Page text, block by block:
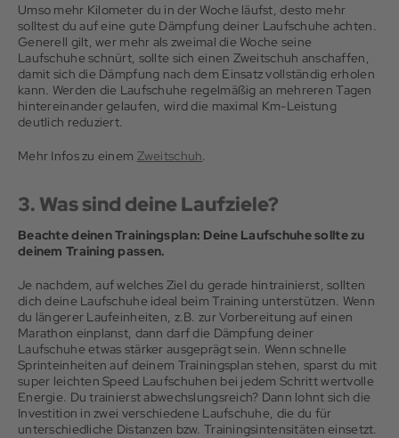
Umso mehr Kilometer du in der Woche läufst, desto mehr
solltest du auf eine gute Dämpfung deiner Laufschuhe achten.
Generell gilt, wer mehr als zweimal die Woche seine
Laufschuhe schnürt, sollte sich einen Zweitschuh anschaffen,
damit sich die Dämpfung nach dem Einsatz vollständig erholen
kann. Werden die Laufschuhe regelmäßig an mehreren Tagen
hintereinander gelaufen, wird die maximal Km-Leistung
deutlich reduziert.
Mehr Infos zu einem Zweitschuh.
3. Was sind deine Laufziele?
Beachte deinen Trainingsplan: Deine Laufschuhe sollte zu
deinem Training passen.
Je nachdem, auf welches Ziel du gerade hintrainierst, sollten
dich deine Laufschuhe ideal beim Training unterstützen. Wenn
du längerer Laufeinheiten, z.B. zur Vorbereitung auf einen
Marathon einplanst, dann darf die Dämpfung deiner
Laufschuhe etwas stärker ausgeprägt sein. Wenn schnelle
Sprinteinheiten auf deinem Trainingsplan stehen, sparst du mit
super leichten Speed Laufschuhen bei jedem Schritt wertvolle
Energie. Du trainierst abwechslungsreich? Dann lohnt sich die
Investition in zwei verschiedene Laufschuhe, die du für
unterschiedliche Distanzen bzw. Trainingsintensitäten einsetzt.